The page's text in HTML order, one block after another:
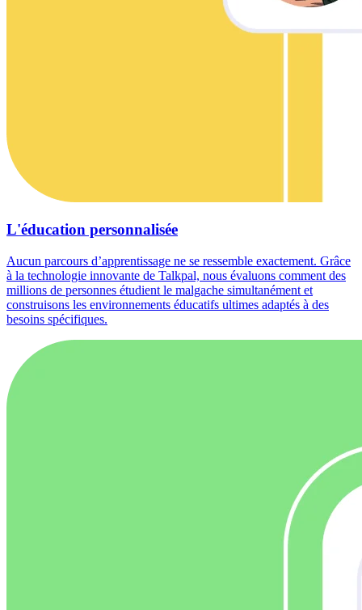
L'éducation personnalisée
Aucun parcours d’apprentissage ne se ressemble exactement. Grâce
à la technologie innovante de Talkpal, nous évaluons comment des
millions de personnes étudient le malgache simultanément et
construisons les environnements éducatifs ultimes adaptés à des
besoins spécifiques.